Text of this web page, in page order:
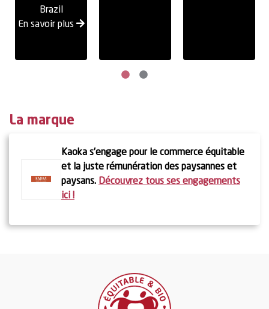
Brazil
En savoir plus
En savoir
En savoir
En savoir
La marque
Kaoka s’engage pour le commerce équitable
et la juste rémunération des paysannes et
paysans. Découvrez tous ses engagements
ici !